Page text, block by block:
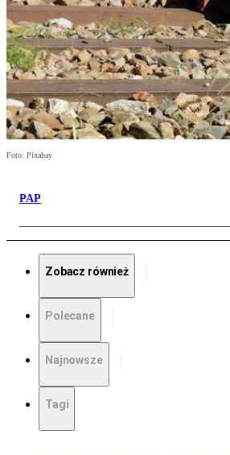
Foto: Pixabay
PAP
Zobacz również
Polecane
Najnowsze
Tagi